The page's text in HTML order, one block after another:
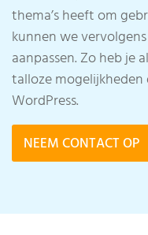
thema’s heeft om
kunnen we
aanpassen. Zo heb je
talloze mogelijkheden
WordPress.
NEEM CONTACT OP